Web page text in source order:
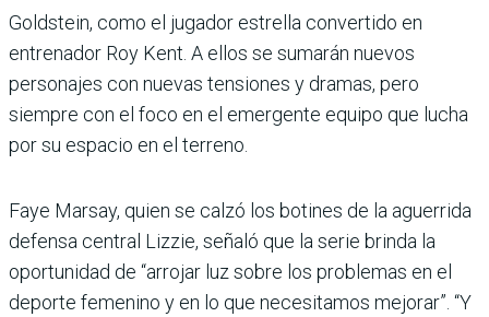
Goldstein, como el jugador estrella convertido en
entrenador Roy Kent. A ellos se sumarán nuevos
personajes con nuevas tensiones y dramas, pero
siempre con el foco en el emergente equipo que lucha
por su espacio en el terreno.
Faye Marsay, quien se calzó los botines de la aguerrida
defensa central Lizzie, señaló que la serie brinda la
oportunidad de “arrojar luz sobre los problemas en el
deporte femenino y en lo que necesitamos mejorar”. “Y